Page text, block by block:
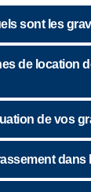
sont les
de location
de vos
dans